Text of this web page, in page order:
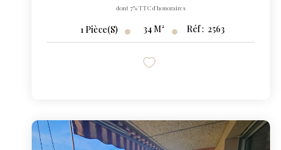
dont 7% TTC d'honoraires
1 Pièce(s) 34 M² Réf : 2563